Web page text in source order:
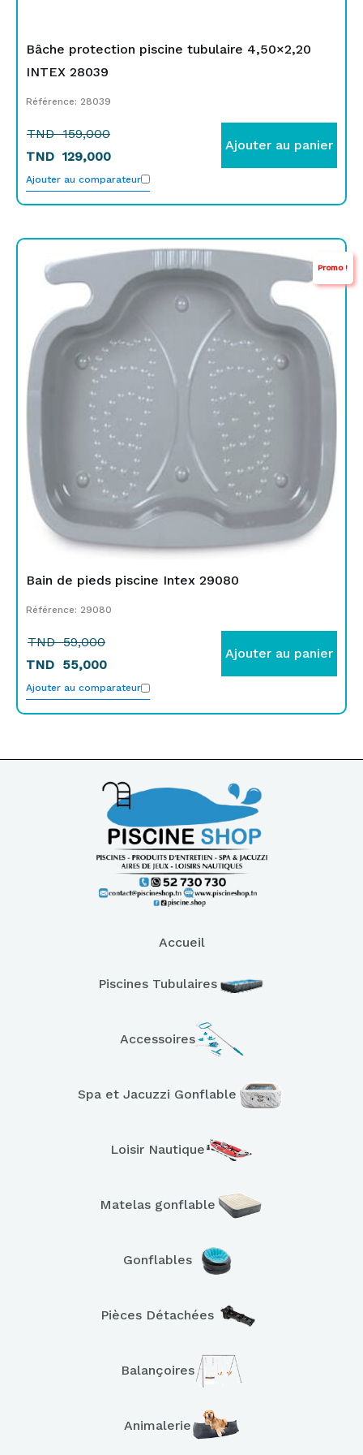
Bâche protection piscine tubulaire 4,50×2,20
INTEX 28039
Référence: 28039
TND159,000
TND 129,000
Ajouter au panier
Ajouter au comparateur
Promo !
Bain de pieds piscine Intex 29080
Référence: 29080
TND59,000
initial
était :
59,000.
TND 55,000
actuel
55,000.
Ajouter au panier
Ajouter au comparateur
Accueil
Piscines Tubulaires
Accessoires
Spa et Jacuzzi Gonflable
Loisir Nautique
Matelas gonflable
Gonflables
Pièces Détachées
Balançoires
Animalerie